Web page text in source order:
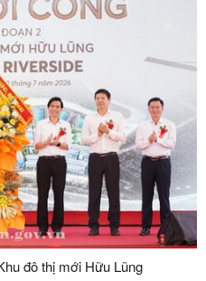
đô thị mới Hữu Lũng